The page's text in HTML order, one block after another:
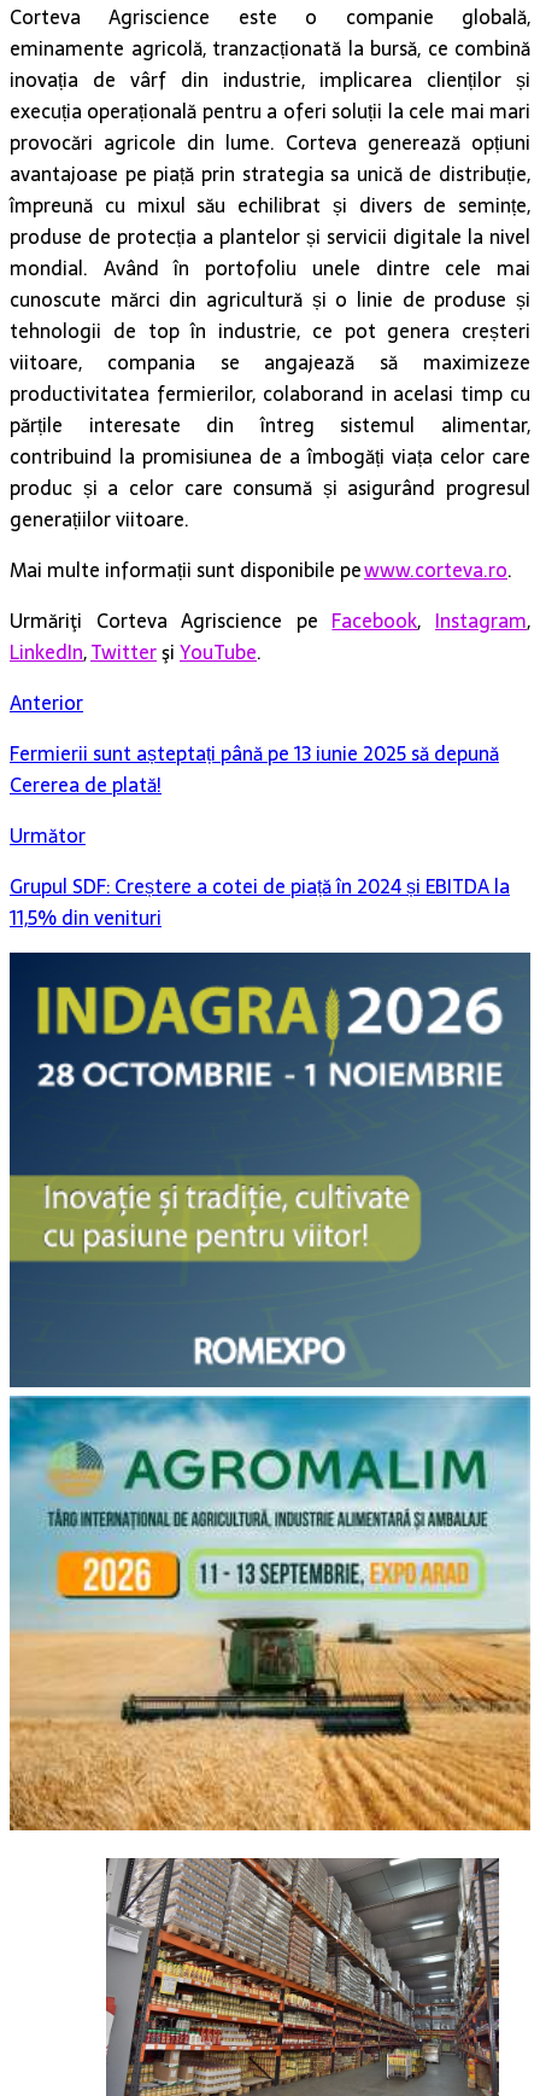
Corteva Agriscience este o companie globală,
eminamente agricolă, tranzacționată la bursă, ce combină
inovația de vârf din industrie, implicarea clienților și
execuția operațională pentru a oferi soluții la cele mai mari
provocări agricole din lume. Corteva generează opțiuni
avantajoase pe piață prin strategia sa unică de distribuție,
împreună cu mixul său echilibrat și divers de semințe,
produse de protecția a plantelor și servicii digitale la nivel
mondial. Având în portofoliu unele dintre cele mai
cunoscute mărci din agricultură și o linie de produse și
tehnologii de top în industrie, ce pot genera creșteri
viitoare, compania se angajează să maximizeze
productivitatea fermierilor, colaborand in acelasi timp cu
părțile interesate din întreg sistemul alimentar,
contribuind la promisiunea de a îmbogăți viața celor care
produc și a celor care consumă și asigurând progresul
generațiilor viitoare.
Mai multe informații sunt disponibile pewww.corteva.ro.
Urmăriţi Corteva Agriscience peFacebook,Instagram,
LinkedIn,TwitterşiYouTube.
Anterior
Fermierii sunt așteptați până pe 13 iunie 2025 să depună
Cererea de plată!
Următor
Grupul SDF: Creștere a cotei de piață în 2024 și EBITDA la
11,5% din venituri